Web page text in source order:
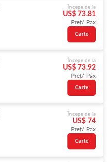
Începe de la
US$ 73.81
Preț/ Pax
Carte
Începe de la
US$ 73.92
Preț/ Pax
Carte
Începe de la
US$ 74
Preț/ Pax
Carte